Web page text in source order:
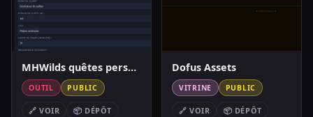
MHWilds quêtes personnalisées
OUTIL PUBLIC
🔗 VOIR 📦 DÉPÔT
Dofus Assets
VITRINE PUBLIC
🔗 VOIR 📦 DÉPÔT